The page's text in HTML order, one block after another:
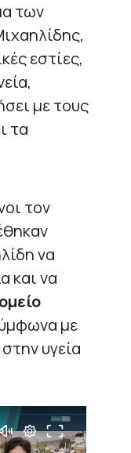
των
εστίες,
με τους
τα
τον
να
και να
με
υγεία